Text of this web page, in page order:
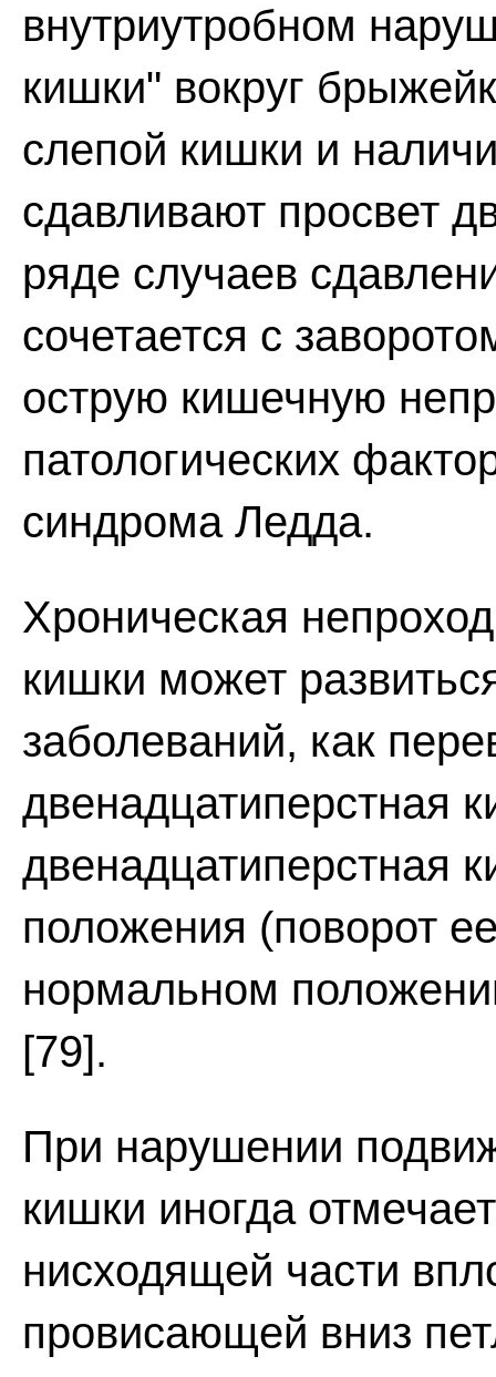
внутриутробном
кишки" вокруг
слепой кишки и
сдавливают просвет
ряде случаев
сочетается с
острую кишечную
патологических
синдрома Ледда.
Хроническая
кишки может
заболеваний, как
двенадцатиперстная
двенадцатиперстная
положения (поворот
нормальном
[79].
При нарушении
кишки иногда
нисходящей части
провисающей вниз